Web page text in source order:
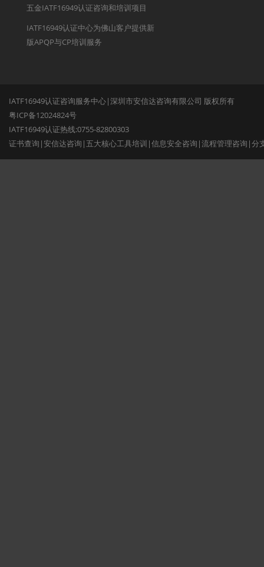
五金IATF16949认证咨询和培训项目
IATF16949认证中心为佛山客户提供新
版APQP与CP培训服务
IATF16949认证咨询服务中心|深圳市安信达咨询有限公司 版权所有
粤ICP备12024824号
IATF16949认证热线:0755-82800303
证书查询 |安信达咨询 | 五大核心工具培训 |信息安全咨询 |流程管理咨询 |分